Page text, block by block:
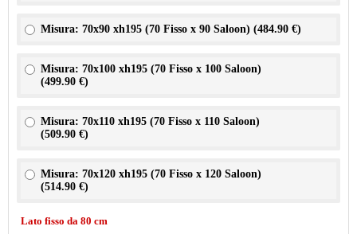
Misura: 70x90 xh195 (70 Fisso x 90 Saloon) (484.90 €)
Misura: 70x100 xh195 (70 Fisso x 100 Saloon)
(499.90 €)
Misura: 70x110 xh195 (70 Fisso x 110 Saloon)
(509.90 €)
Misura: 70x120 xh195 (70 Fisso x 120 Saloon)
(514.90 €)
Lato fisso da 80 cm